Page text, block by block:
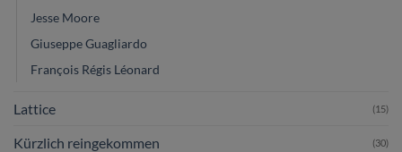
Jesse Moore
Giuseppe Guagliardo
François Régis Léonard
Lattice (15)
Kürzlich reingekommen (30)